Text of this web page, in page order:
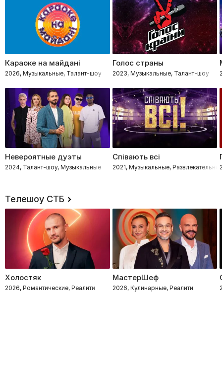
Караоке на майдані
2026, Музыкальные, Талант-шоу
Голос страны
2023, Музыкальные, Талант-шоу
Невероятные дуэты
2024, Талант-шоу, Музыкальные
Співають всі
2021, Музыкальные,
Телешоу СТБ
Холостяк
2026, Романтические, Реалити
МастерШеф
2026, Кулинарные, Реалити